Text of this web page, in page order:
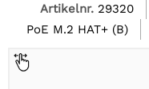
Artikelnr. 29320
PoE M.2 HAT+ (B)